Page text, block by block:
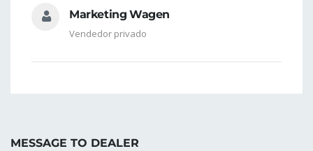
Marketing Wagen
Vendedor privado
MESSAGE TO DEALER